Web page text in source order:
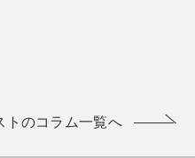
トのコラム一覧へ